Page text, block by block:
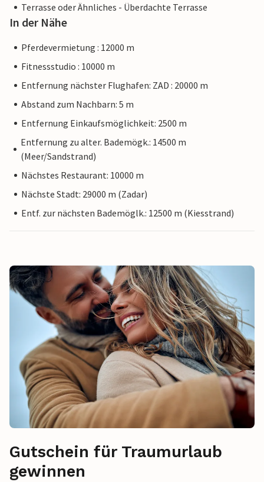
Terrasse oder Ähnliches - Überdachte Terrasse
In der Nähe
Pferdevermietung : 12000 m
Fitnessstudio : 10000 m
Entfernung nächster Flughafen: ZAD : 20000 m
Abstand zum Nachbarn: 5 m
Entfernung Einkaufsmöglichkeit: 2500 m
Entfernung zu alter. Bademögk.: 14500 m
(Meer/Sandstrand)
Nächstes Restaurant: 10000 m
Nächste Stadt: 29000 m (Zadar)
Entf. zur nächsten Bademöglk.: 12500 m (Kiesstrand)
Gutschein für Traumurlaub
gewinnen